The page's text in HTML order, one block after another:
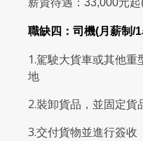
薪資待遇：33,000元
職缺四：司機(月薪制/
1.駕駛大貨車或其他
地
2.裝卸貨品，並固定貨
3.交付貨物並進行簽收